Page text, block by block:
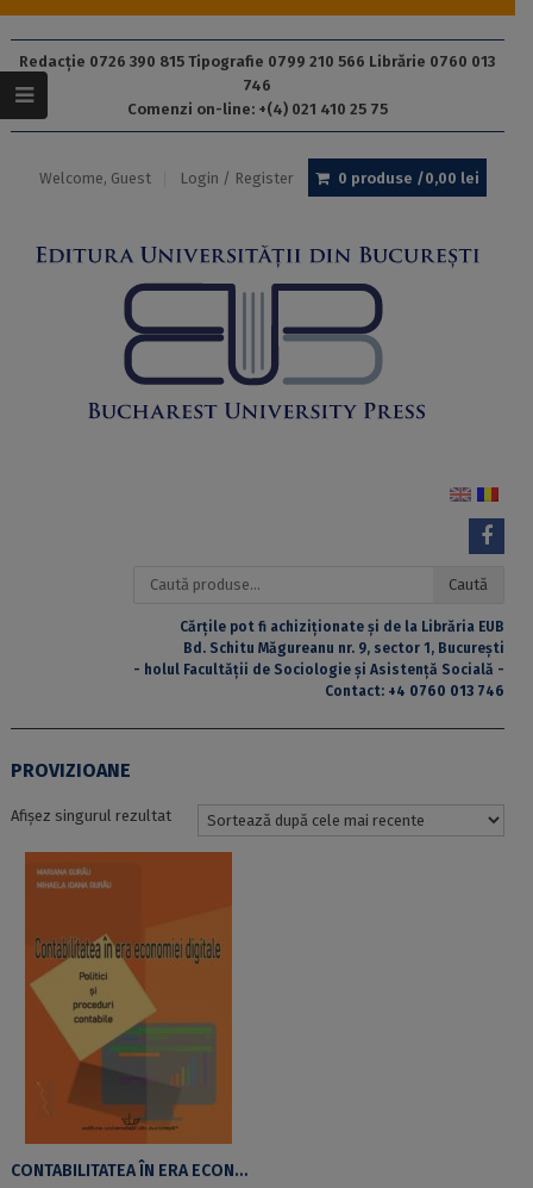
Redacție 0726 390 815 Tipografie 0799 210 566 Librărie 0760 013
746
Comenzi on-line: +(4) 021 410 25 75
Welcome, Guest Login / Register 0 produse /0,00 lei
Caută
Caută
Cărțile pot fi achiziționate și de la Librăria EUB
Bd. Schitu Măgureanu nr. 9, sector 1, București
- holul Facultății de Sociologie și Asistență Socială -
Contact: +4 0760 013 746
PROVIZIOANE
Afișez singurul rezultat
CONTABILITATEA ÎN ERA ECONOMIEI DIGITALE. POLITICI ȘI PROCEDURI CONTABILE